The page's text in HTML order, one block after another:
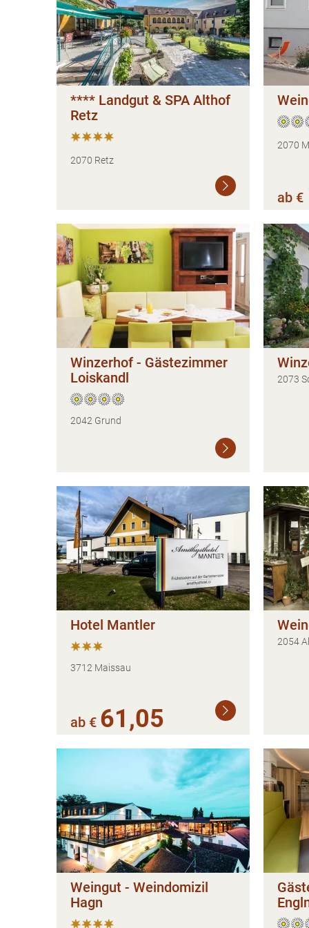
**** Landgut & SPA Althof
Retz
2070 Retz
2070
ab €
Winzerhof - Gästezimmer
Loiskandl
2042 Grund
2073
Hotel Mantler
3712 Maissau
ab € 61,05
2054
Weingut - Weindomizil
Hagn